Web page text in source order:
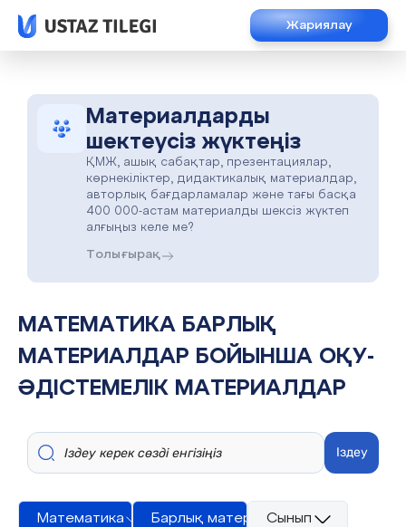
Жариялау
Материалдарды
шектеусіз жүктеңіз
ҚМЖ, ашық сабақтар, презентациялар,
көрнекіліктер, дидактикалық материалдар,
авторлық бағдарламалар және тағы басқа
400 000-астам материалды шексіз жүктеп
алғыңыз келе ме?
Толығырақ
МАТЕМАТИКА БАРЛЫҚ
МАТЕРИАЛДАР БОЙЫНША ОҚУ-
ӘДІСТЕМЕЛІК МАТЕРИАЛДАР
Іздеу
Математика Барлық материалдар
Сынып